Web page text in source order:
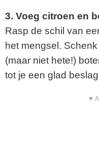
3. Voeg citroen en
Rasp de schil van
het mengsel.
(maar niet hete!)
tot je een glad
▼